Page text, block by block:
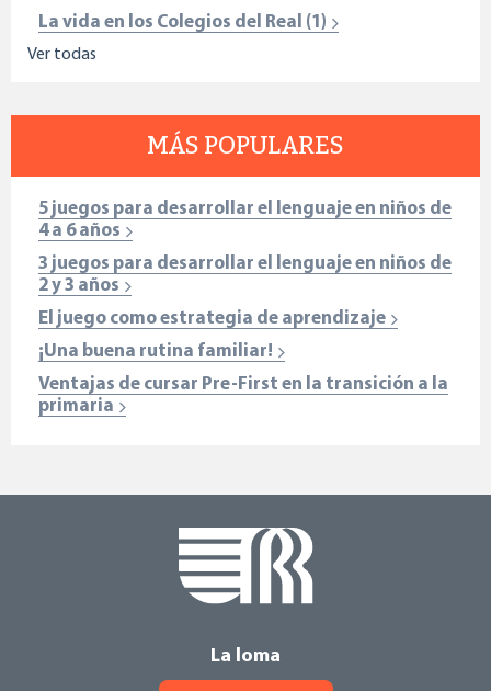
La vida en los Colegios del Real (1)
Ver todas
MÁS POPULARES
5 juegos para desarrollar el lenguaje en niños de
4 a 6 años
3 juegos para desarrollar el lenguaje en niños de
2 y 3 años
El juego como estrategia de aprendizaje
¡Una buena rutina familiar!
Ventajas de cursar Pre-First en la transición a la
primaria
La loma